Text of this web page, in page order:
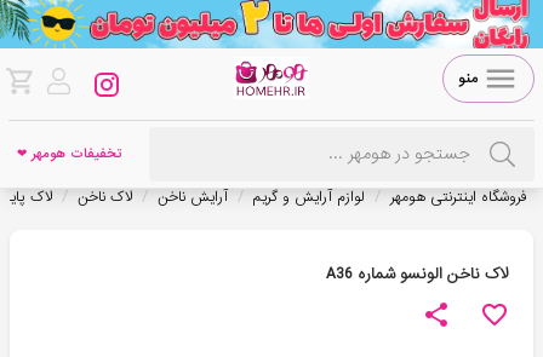
منو
تخفیفات هومهر ❤
فروشگاه اینترنتی هومهر / لوازم آرایش و گریم / آرایش ناخن / لاک ناخن / لاک
لاک ناخن الونسو شماره A36